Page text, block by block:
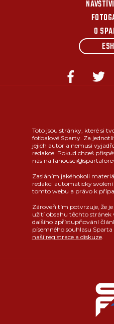
O
Toto jsou stránky, které si
fotbalové Sparty. Za
jejich autor a nemusí
redakce. Pokud chceš
nás na
Zasláním jakéhokoli
redakci automaticky
tomto webu a právo k
Zároveň tím potvrzuje, že
užití obsahu těchto stránek
dalšího zpřístupňování
písemného souhlasu Sparta
naší registrace a diskuze.